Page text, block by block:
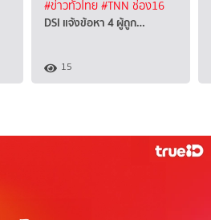
#ข่าวทั่วไทย#TNN ช่อง16
DSI แจ้งข้อหา 4 ผู้ถูก…
15